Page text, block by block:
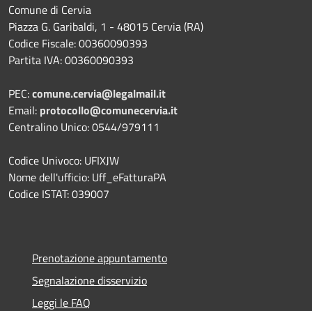
Comune di Cervia
Piazza G. Garibaldi, 1 - 48015 Cervia (RA)
Codice Fiscale: 00360090393
Partita IVA: 00360090393
PEC:comune.cervia@legalmail.it
Email: protocollo@comunecervia.it
Centralino Unico: 0544/979111
Codice Univoco: UFIXJW
Nome dell'ufficio: Uff_eFatturaPA
Codice ISTAT: 039007
Prenotazione appuntamento
Segnalazione disservizio
Leggi le FAQ